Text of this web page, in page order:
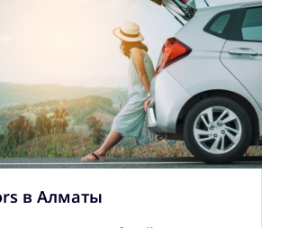
в Алматы